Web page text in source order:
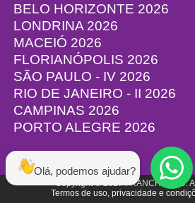
Olá, podemos ajudar?
BELO HORIZONTE 2026
LONDRINA 2026
MACEIÓ 2026
FLORIANÓPOLIS 2026
SÃO PAULO - IV 2026
RIO DE JANEIRO - II 2026
CAMPINAS 2026
PORTO ALEGRE 2026
Copyright © 2017 FRANCHISE4U.
Termos de uso, privacidade e